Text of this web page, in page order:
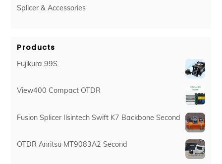
Splicer & Accessories
Products
Fujikura 99S
View400 Compact OTDR
Fusion Splicer Ilsintech Swift K7 Backbone Second
OTDR Anritsu MT9083A2 Second